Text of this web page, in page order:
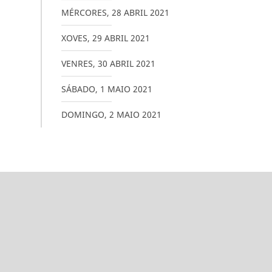
MÉRCORES, 28 ABRIL 2021
XOVES, 29 ABRIL 2021
VENRES, 30 ABRIL 2021
SÁBADO, 1 MAIO 2021
DOMINGO, 2 MAIO 2021